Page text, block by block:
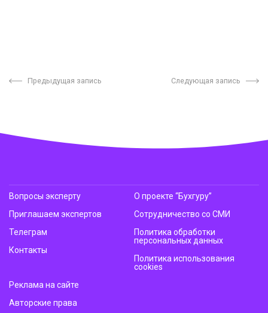
Предыдущая запись Следующая запись
Вопросы эксперту
Приглашаем экспертов
Телеграм
Контакты
О проекте “Бухгуру”
Сотрудничество со СМИ
Политика обработки
персональных данных
Политика использования
cookies
Реклама на сайте
Авторские права